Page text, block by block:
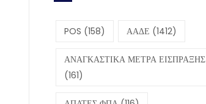
POS (158) ΑΑΔΕ (1412)
ΑΝΑΓΚΑΣΤΙΚΑ ΜΕΤΡΑ ΕΙΣΠΡΑΞΗΣ
(161)